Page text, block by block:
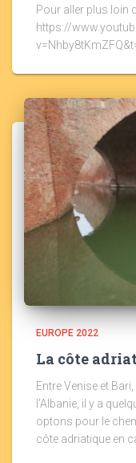
Pour aller plus loin
https://
EUROPE 2022
La côte
Entre Venise et
l’Albanie, il y a
optons pour le
côte adriatique en